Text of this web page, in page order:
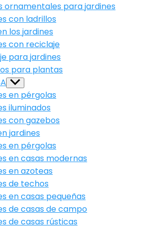
ornamentales para jardines
con ladrillos
los jardines
con reciclaje
para jardines
para plantas
Show
sub
menu
en pérgolas
iluminados
con gazebos
jardines
en pérgolas
en casas modernas
en azoteas
de techos
en casas pequeñas
de casas de campo
de casas rústicas